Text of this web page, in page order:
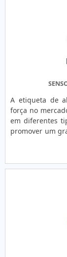
A etiqueta de
força no
em diferentes
promover um
que se
mais prática,
no caixa, não